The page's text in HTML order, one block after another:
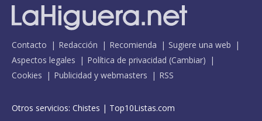
Contacto Redacción Recomienda
Sugiere una web
Aspectos legales
Política de privacidad (Cambiar)
Cookies
Publicidad y webmasters RSS
Otros servicios: Chistes | Top10Listas.com